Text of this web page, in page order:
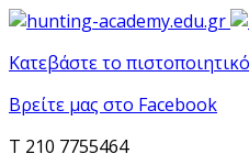
Κατεβάστε το
Βρείτε μας στο Facebook
T 210 7755464